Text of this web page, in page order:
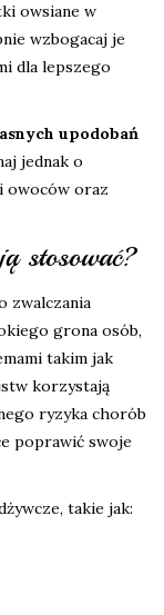
owsiane w
wzbogacaj je
dla lepszego
upodobań
jednak o
owoców oraz
stosować?
zwalczania
grona osób,
takim jak
korzystają
ryzyka chorób
poprawić swoje
takie jak: